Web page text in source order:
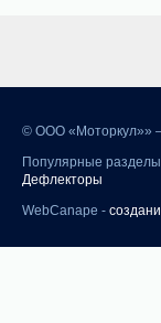
© ООО «Моторкул»» –
Популярные
Дефлекторы
WebCanape -